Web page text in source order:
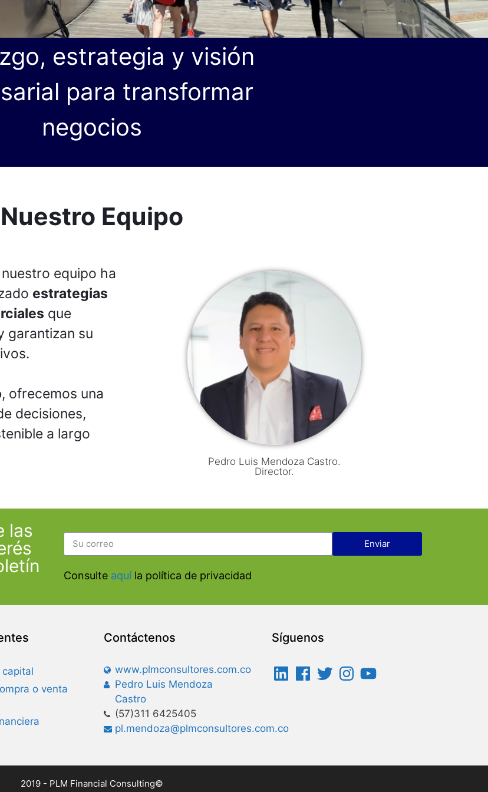
estrategia y visión
para transformar
negocios
Nuestro Equipo
nuestro equipo ha
estrategias
que
garantizan su
, ofrecemos una
decisiones,
a largo
Pedro Luis Mendoza Castro.
Director.
las
Enviar
Consulte aquíla política de privacidad
o venta
Contáctenos
www.plmconsultores.com.co
Pedro Luis Mendoza
Castro
(57)311 6425405
pl.mendoza@plmconsultores.com.co
Síguenos
2019 - PLM Financial Consulting©